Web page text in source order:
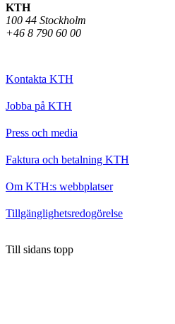
KTH
100 44 Stockholm
+46 8 790 60 00
Kontakta KTH
Jobba på KTH
Press och media
Faktura och betalning KTH
Om KTH:s webbplatser
Tillgänglighetsredogörelse
Till sidans topp